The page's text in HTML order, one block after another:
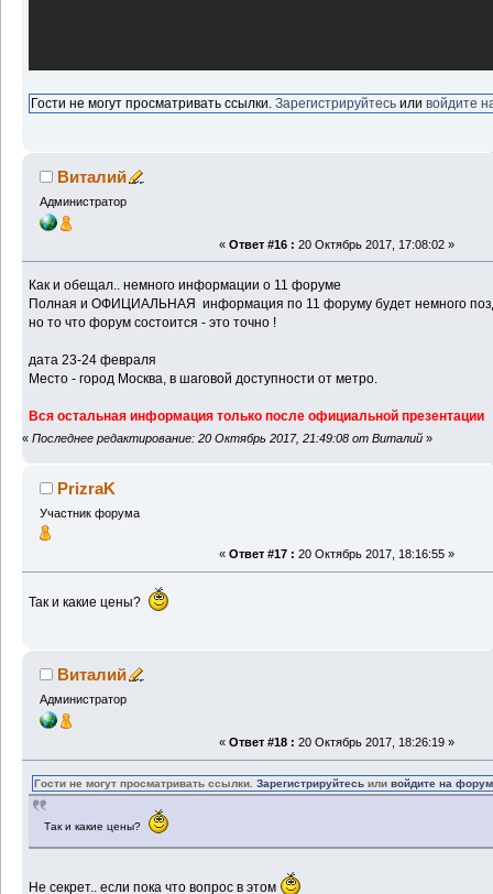
Гости не могут просматривать ссылки.Зарегистрируйтесь иливойдите
Виталий
Администратор
« Ответ #16 : 20 Октябрь 2017, 17:08:02 »
Как и обещал.. немного информации о 11 форуме
Полная и ОФИЦИАЛЬНАЯ информация по 11 форуму будет немного
но то что форум состоится - это точно !
дата 23-24 февраля
Место - город Москва, в шаговой доступности от метро.
Вся остальная информация только после официальной презентации
« Последнее редактирование: 20 Октябрь 2017, 21:49:08 от Виталий »
PrizraK
Участник форума
« Ответ #17 : 20 Октябрь 2017, 18:16:55 »
Так и какие цены?
Виталий
Администратор
« Ответ #18 : 20 Октябрь 2017, 18:26:19 »
Гости не могут просматривать ссылки.Зарегистрируйтесь иливойдите на форум
Так и какие цены?
Не секрет.. если пока что вопрос в этом